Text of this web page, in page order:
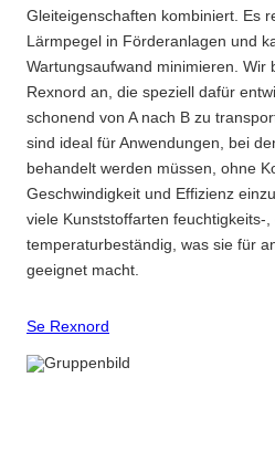
Gleiteigenschaften kombiniert. Es
Lärmpegel in Förderanlagen und
Wartungsaufwand minimieren. Wir
Rexnord an, die speziell dafür
schonend von A nach B zu
sind ideal für Anwendungen, bei
behandelt werden müssen, ohne
Geschwindigkeit und Effizienz
viele Kunststoffarten feuchtigkeits-
temperaturbeständig, was sie für
geeignet macht.
Se Rexnord